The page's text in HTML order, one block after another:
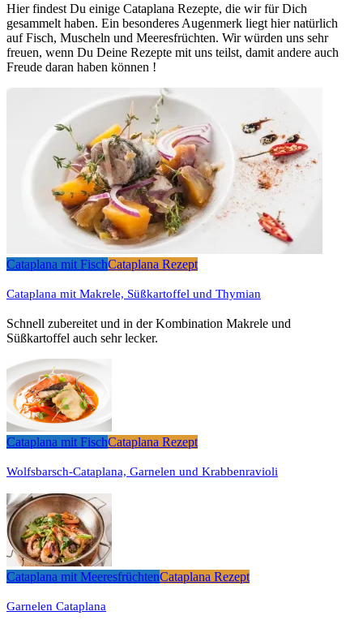
Hier findest Du einige Cataplana Rezepte, die wir für Dich
gesammelt haben. Ein besonderes Augenmerk liegt hier natürlich
auf Fisch, Muscheln und Meeresfrüchten. Wir würden uns sehr
freuen, wenn Du Deine Rezepte mit uns teilst, damit andere auch
Freude daran haben können !
Cataplana mit FischCataplana Rezept
Cataplana mit Makrele, Süßkartoffel und Thymian
Schnell zubereitet und in der Kombination Makrele und
Süßkartoffel auch sehr lecker.
Cataplana mit FischCataplana Rezept
Wolfsbarsch-Cataplana, Garnelen und Krabbenravioli
Cataplana mit MeeresfrüchtenCataplana Rezept
Garnelen Cataplana